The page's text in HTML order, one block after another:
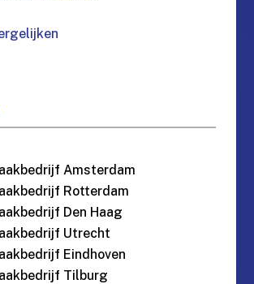
Amsterdam
Rotterdam
Den Haag
Utrecht
Eindhoven
Tilburg